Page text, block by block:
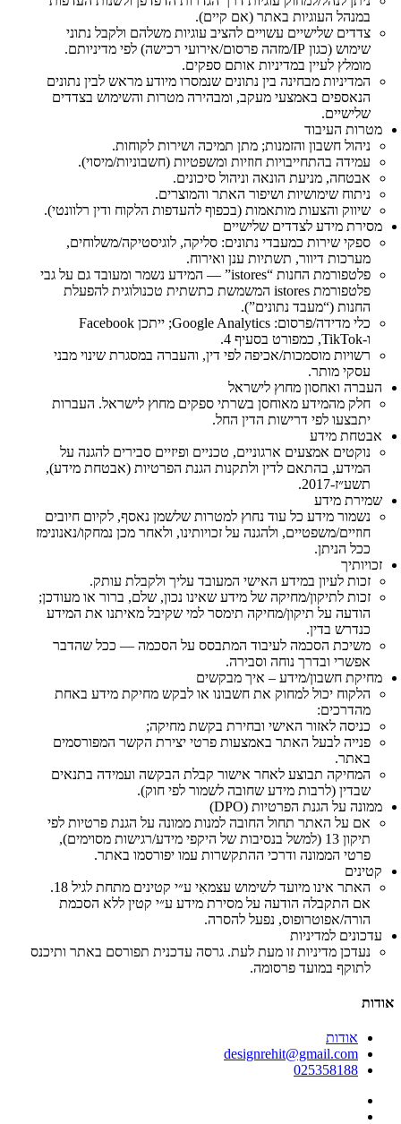
במנהל העוגיות באתר (אם קיים).
צדדים שלישיים עשויים להציב עוגיות משלהם ולקבל נתוני
שימוש (כגון IP/מזהה פרסום/אירועי רכישה) לפי מדיניותם.
מומלץ לעיין במדיניות אותם ספקים.
המדיניות מבחינה בין נתונים שנמסרו מיודע מראש לבין נתונים
הנאספים באמצעי מעקב, ומבהירה מטרות והשימוש בצדדים
שלישיים.
מטרות העיבוד
ניהול חשבון והזמנות; מתן תמיכה ושירות לקוחות.
עמידה בהתחייבויות חוזיות ומשפטיות (חשבוניות/מיסוי).
אבטחה, מניעת הונאה וניהול סיכונים.
ניתוח שימושיות ושיפור האתר והמוצרים.
שיווק והצעות מותאמות (בכפוף להעדפות הלקוח ודין רלוונטי).
מסירת מידע לצדדים שלישיים
ספקי שירות כמעבדי נתונים: סליקה, לוגיסטיקה/משלוחים,
מערכות דיוור, תשתיות ענן ואירוח.
פלטפורמת החנות “istores” — המידע נשמר ומעובד גם על גבי
פלטפורמת istores המשמשת כתשתית טכנולוגית להפעלת
החנות (“מעבד נתונים”).
כלי מדידה/פרסום: Google Analytics; ייתכן Facebook
ו‑TikTok, כמפורט בסעיף 4.
רשויות מוסמכות/אכיפה לפי דין, והעברה במסגרת שינוי מבני
עסקי מותר.
העברה ואחסון מחוץ לישראל
חלק מהמידע מאוחסן בשרתי ספקים מחוץ לישראל. העברות
יתבצעו לפי דרישות הדין החל.
אבטחת מידע
נוקטים אמצעים ארגוניים, טכניים ופיזיים סבירים להגנה על
המידע, בהתאם לדין ולתקנות הגנת הפרטיות (אבטחת מידע),
תשע״ז‑2017.
שמירת מידע
נשמור מידע כל עוד נחוץ למטרות שלשמן נאסף, לקיום חיובים
חוזיים/משפטיים, ולהגנה על זכויותינו, ולאחר מכן נמחקו/נאנונימז
ככל הניתן.
זכויותיך
זכות לעיון במידע האישי המעובד עליך ולקבלת עותק.
זכות לתיקון/מחיקה של מידע שאינו נכון, שלם, ברור או מעודכן;
הודעה על תיקון/מחיקה תימסר למי שקיבל מאיתנו את המידע
כנדרש בדין.
משיכת הסכמה לעיבוד המתבסס על הסכמה — ככל שהדבר
אפשרי ובדרך נוחה וסבירה.
מחיקת חשבון/מידע – איך מבקשים
הלקוח יכול למחוק את חשבונו או לבקש מחיקת מידע באחת
מהדרכים:
כניסה לאזור האישי ובחירת בקשת מחיקה;
פנייה לבעל האתר באמצעות פרטי יצירת הקשר המפורסמים
באתר.
המחיקה תבוצע לאחר אישור קבלת הבקשה ועמידה בתנאים
שבדין (לרבות מידע שחובה לשמור לפי חוק).
ממונה על הגנת הפרטיות (DPO)
אם על האתר תחול החובה למנות ממונה על הגנת פרטיות לפי
תיקון 13 (למשל בנסיבות של היקפי מידע/רגישות מסוימים),
פרטי הממונה ודרכי ההתקשרות עמו יפורסמו באתר.
קטינים
האתר אינו מיועד לשימוש עצמאִי ע״י קטינים מתחת לגיל 18.
אם התקבלה הודעה על מסירת מידע ע״י קטין ללא הסכמת
הורה/אפוטרופוס, נפעל להסרה.
עדכונים למדיניות
נעדכן מדיניות זו מעת לעת. גרסה עדכנית תפורסם באתר ותיכנס
לתוקף במועד פרסומה.
אודות
אודות
designrehit@gmail.com
025358188